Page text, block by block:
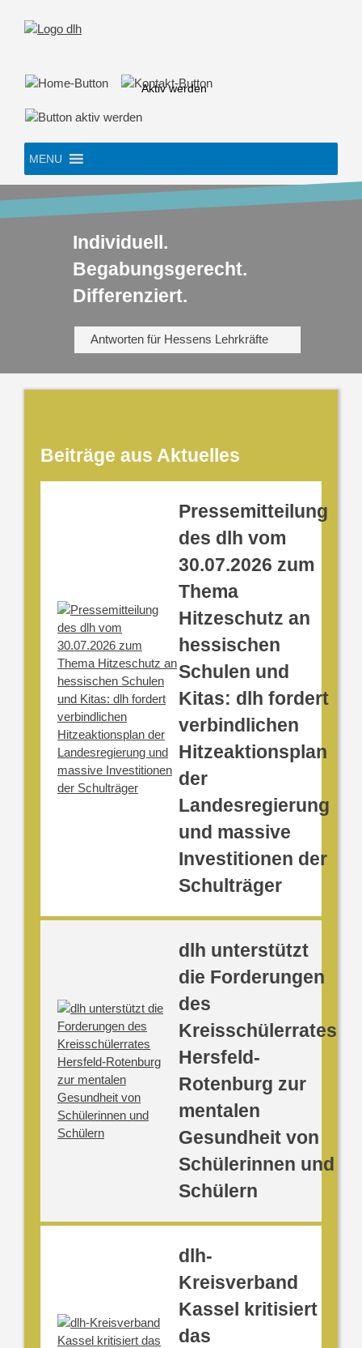
Aktiv werden
MENU
Individuell.
Begabungsgerecht.
Differenziert.
Antworten für Hessens Lehrkräfte
Beiträge aus Aktuelles
Pressemitteilung
des dlh vom
30.07.2026 zum
Thema
Hitzeschutz an
hessischen
Schulen und
Kitas: dlh fordert
verbindlichen
Hitzeaktionsplan
der
Landesregierung
und massive
Investitionen der
Schulträger
dlh unterstützt
die Forderungen
des
Kreisschülerrates
Hersfeld-
Rotenburg zur
mentalen
Gesundheit von
Schülerinnen und
Schülern
dlh-
Kreisverband
Kassel kritisiert
das